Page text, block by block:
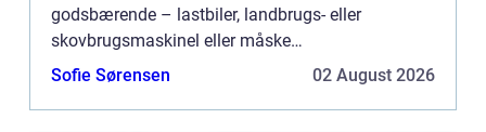
godsbærende – lastbiler, landbrugs- eller
skovbrugsmaskinel eller måske
entreprenørmateriel og -køretøjer? Så har du brug
Sofie Sørensen 02 August 2026